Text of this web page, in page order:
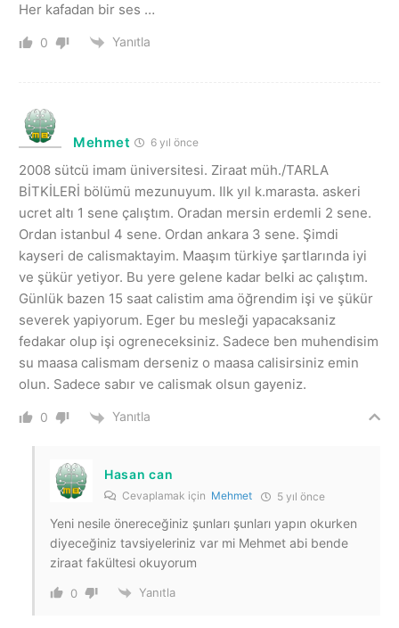
Her kafadan bir ses …
0 Yanıtla
Mehmet 6 yıl önce
2008 sütcü imam üniversitesi. Ziraat müh./TARLA
BİTKİLERİ bölümü mezunuyum. Ilk yıl k.marasta. askeri
ucret altı 1 sene çalıştım. Oradan mersin erdemli 2 sene.
Ordan istanbul 4 sene. Ordan ankara 3 sene. Şimdi
kayseri de calismaktayim. Maaşım türkiye şartlarında iyi
ve şükür yetiyor. Bu yere gelene kadar belki ac çalıştım.
Günlük bazen 15 saat calistim ama öğrendim işi ve şükür
severek yapiyorum. Eger bu mesleği yapacaksaniz
fedakar olup işi ogreneceksiniz. Sadece ben muhendisim
su maasa calismam derseniz o maasa calisirsiniz emin
olun. Sadece sabır ve calismak olsun gayeniz.
0 Yanıtla
Hasan can
Cevaplamak için Mehmet 5 yıl önce
Yeni nesile önereceğiniz şunları şunları yapın okurken
diyeceğiniz tavsiyeleriniz var mi Mehmet abi bende
ziraat fakültesi okuyorum
0 Yanıtla